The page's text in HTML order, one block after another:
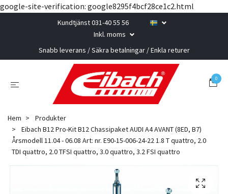
google-site-verification: google8295f4bcf28ce1c2.html
Kundtjänst 031-40 55 56
Inkl. moms
Snabb leverans / Säkra betalningar / Enkla returer
0
Hem
Produkter
Eibach B12 Pro-Kit B12 Chassipaket AUDI A4 AVANT (8ED, B7)
Årsmodell 11.04 - 06.08 Art: nr. E90-15-006-24-22 1.8 T quattro, 2.0
TDI quattro, 2.0 TFSI quattro, 3.0 quattro, 3.2 FSI quattro